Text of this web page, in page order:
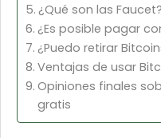
¿Qué son las Faucet?
¿Es posible pagar
¿Puedo retirar
Ventajas de usar
Opiniones finales
gratis